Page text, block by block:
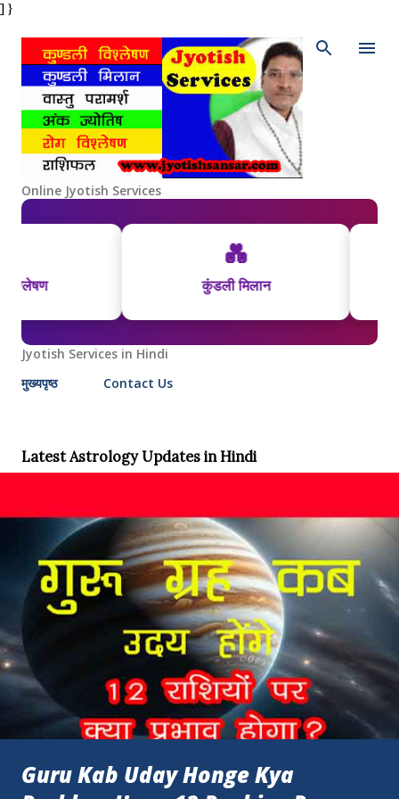
] }
Online Jyotish Services
कुंडली मिलान
Jyotish Services in Hindi
मुख्यपृष्ठ
Contact Us
Latest Astrology Updates in Hindi
Guru Kab Uday Honge Kya